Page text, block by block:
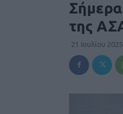
της
21 Ιουλίου